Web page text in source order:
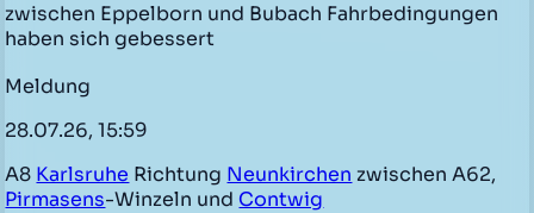
zwischen Eppelborn und Bubach Fahrbedingungen
haben sich gebessert
Meldung
28.07.26, 15:59
A8 Karlsruhe Richtung Neunkirchen zwischen A62,
Pirmasens-Winzeln und Contwig